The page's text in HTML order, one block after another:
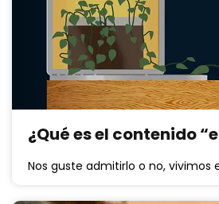
¿Qué es el contenido
Nos guste admitirlo o no, vivimos